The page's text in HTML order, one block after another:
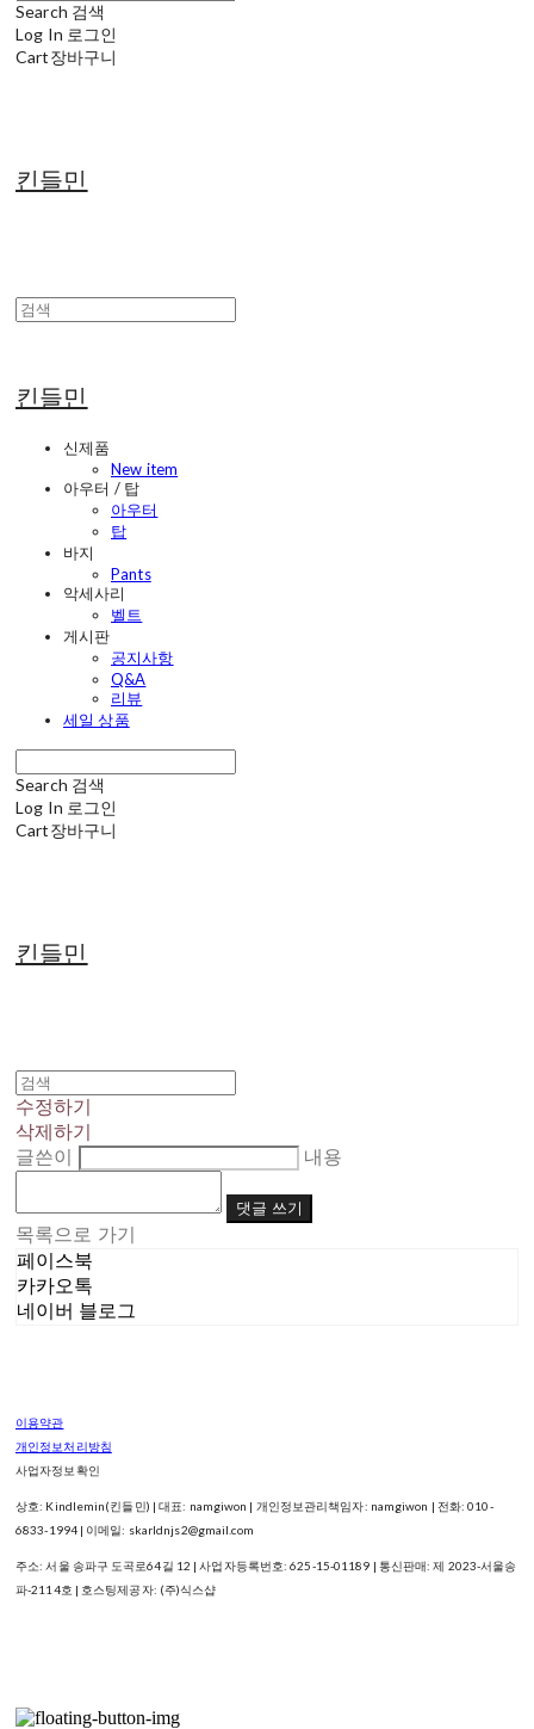
Search 검색
Log In 로그인
Cart장바구니
킨들민
킨들민
신제품
New item
아우터 / 탑
아우터
탑
바지
Pants
악세사리
벨트
게시판
공지사항
Q&A
리뷰
세일 상품
Search 검색
Log In 로그인
Cart장바구니
킨들민
수정하기
삭제하기
글쓴이
내용
댓글 쓰기
목록으로 가기
페이스북
카카오톡
네이버 블로그
이용약관
개인정보처리방침
사업자정보확인
상호: Kindlemin(킨들민) | 대표: namgiwon | 개인정보관리책임자: namgiwon | 전화: 010-
6833-1994 | 이메일: skarldnjs2@gmail.com
주소: 서울 송파구 도곡로64길 12 | 사업자등록번호:625-15-01189 | 통신판매:제 2023-서울송
파-2114호 | 호스팅제공자: (주)식스샵